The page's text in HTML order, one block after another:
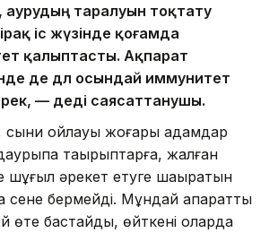
аурудың таралуын тоқтату
іс жүзінде қоғамда
қалыптасты. Ақпарат
де дәл осындай иммунитет
— деді саясаттанушы.
сыни ойлауы жоғары адамдар
тақырыптарға, жалған
шұғыл әрекет етуге шақыратын
сене бермейді. Мұндай ақпаратты
өте бастайды, өйткені оларда